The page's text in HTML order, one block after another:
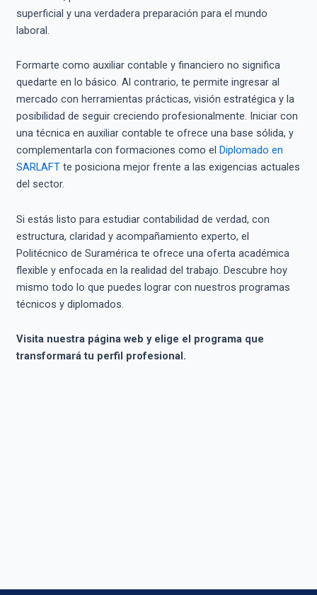
superficial y una verdadera preparación para el mundo
laboral.
Formarte como auxiliar contable y financiero no significa
quedarte en lo básico. Al contrario, te permite ingresar al
mercado con herramientas prácticas, visión estratégica y la
posibilidad de seguir creciendo profesionalmente. Iniciar con
una técnica en auxiliar contable te ofrece una base sólida, y
complementarla con formaciones como el Diplomado en
SARLAFTte posiciona mejor frente a las exigencias actuales
del sector.
Si estás listo para estudiar contabilidad de verdad, con
estructura, claridad y acompañamiento experto, el
Politécnico de Suramérica te ofrece una oferta académica
flexible y enfocada en la realidad del trabajo. Descubre hoy
mismo todo lo que puedes lograr con nuestros programas
técnicos y diplomados.
Visita nuestra página web y elige el programa que
transformará tu perfil profesional.